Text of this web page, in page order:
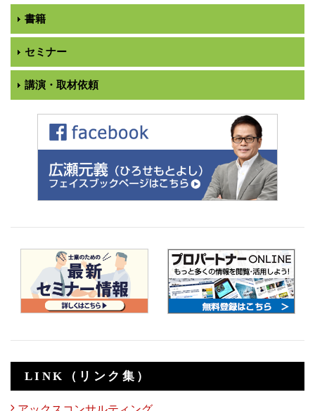
書籍
セミナー
講演・取材依頼
LINK（リンク集）